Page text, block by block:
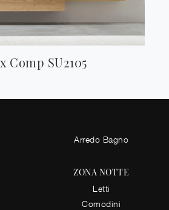
Comp SU2105
Arredo Bagno
ZONA NOTTE
Letti
Comodini